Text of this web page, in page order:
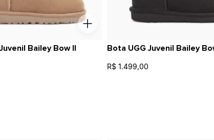
Bailey Bow II
Bota UGG Juvenil Bailey
R$ 1.499,00